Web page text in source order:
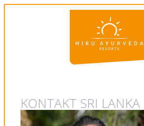
KONTAKT SRI LANKA